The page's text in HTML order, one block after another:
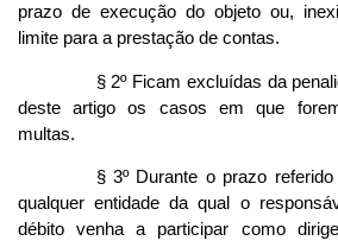
prazo de execução do objeto ou,
limite para a prestação de contas.
§ 2º Ficam excluídas da
deste artigo os casos em que
multas.
§ 3º Durante o prazo referido
qualquer entidade da qual o
débito venha a participar como